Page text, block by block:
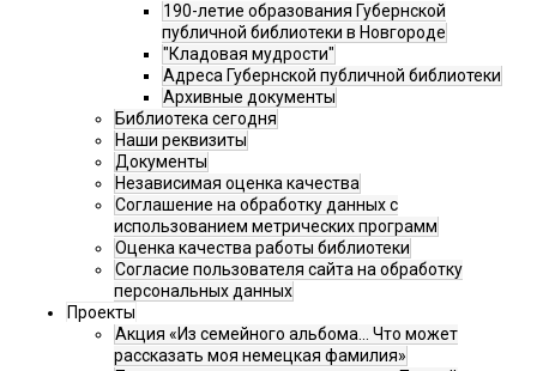
190-летие образования Губернской
публичной библиотеки в Новгороде
"Кладовая мудрости"
Адреса Губернской публичной библиотеки
Архивные документы
Библиотека сегодня
Наши реквизиты
Документы
Независимая оценка качества
Соглашение на обработку данных с
использованием метрических программ
Оценка качества работы библиотеки
Согласие пользователя сайта на обработку
персональных данных
Проекты
Акция «Из семейного альбома... Что может
рассказать моя немецкая фамилия»